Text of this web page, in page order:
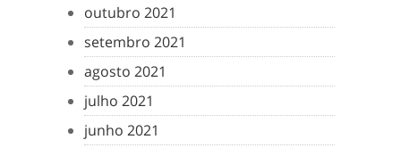
outubro 2021
setembro 2021
agosto 2021
julho 2021
junho 2021